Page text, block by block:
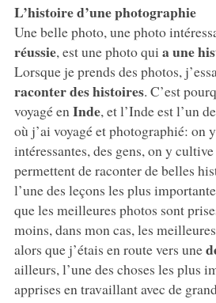
L’histoire d’une photographie
Une belle photo, une photo
réussie, est une photo qui a une
Lorsque je prends des photos,
raconter des histoires. C’est
voyagé en Inde, et l’Inde est l’un
où j’ai voyagé et photographié: on
intéressantes, des gens, on y
permettent de raconter de belles
l’une des leçons les plus
que les meilleures photos sont
moins, dans mon cas, les
alors que j’étais en route vers une
ailleurs, l’une des choses les plus
apprises en travaillant avec de